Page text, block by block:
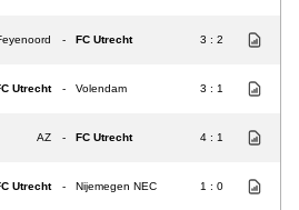
- FC Utrecht 3 : 2
Utrecht - Volendam 3 : 1
AZ - FC Utrecht 4 : 1
Utrecht - Nijemegen NEC 1 : 0